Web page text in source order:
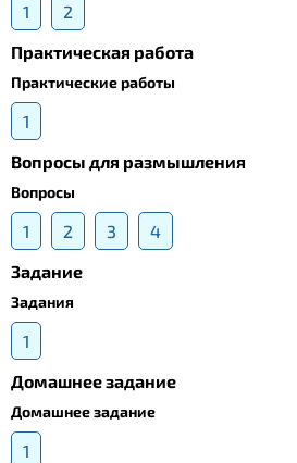
1
2
Практическая работа
Практические работы
1
Вопросы для размышления
Вопросы
1 2 3
4
Задание
Задания
1
Домашнее задание
Домашнее задание
1